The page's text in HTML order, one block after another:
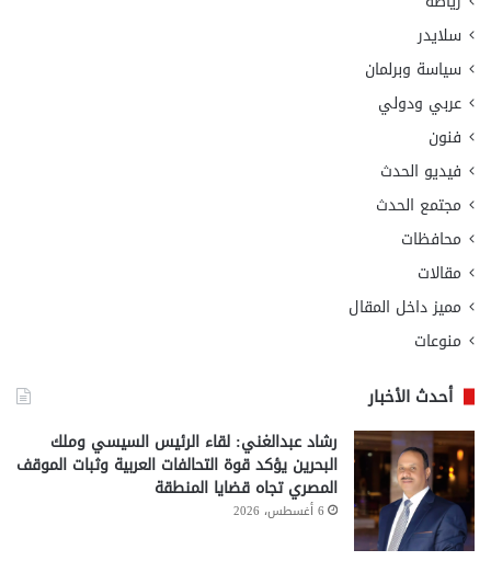
سلايدر
سياسة وبرلمان
عربي ودولي
فنون
فيديو الحدث
مجتمع الحدث
محافظات
مقالات
مميز داخل المقال
منوعات
أحدث الأخبار
رشاد عبدالغني: لقاء الرئيس السيسي وملك
البحرين يؤكد قوة التحالفات العربية وثبات الموقف
المصري تجاه قضايا المنطقة
6 أغسطس، 2026